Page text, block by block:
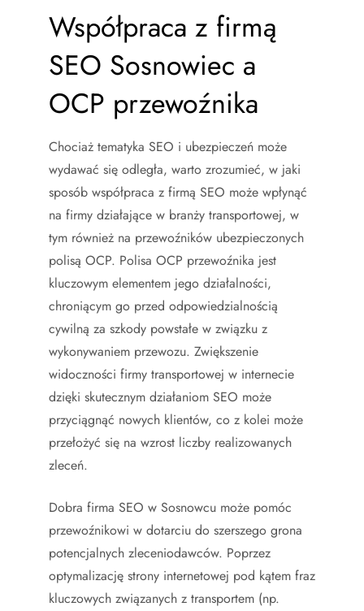
Współpraca z firmą
SEO Sosnowiec a
OCP przewoźnika
Chociaż tematyka SEO i ubezpieczeń może
wydawać się odległa, warto zrozumieć, w jaki
sposób współpraca z firmą SEO może wpłynąć
na firmy działające w branży transportowej, w
tym również na przewoźników ubezpieczonych
polisą OCP. Polisa OCP przewoźnika jest
kluczowym elementem jego działalności,
chroniącym go przed odpowiedzialnością
cywilną za szkody powstałe w związku z
wykonywaniem przewozu. Zwiększenie
widoczności firmy transportowej w internecie
dzięki skutecznym działaniom SEO może
przyciągnąć nowych klientów, co z kolei może
przełożyć się na wzrost liczby realizowanych
zleceń.
Dobra firma SEO w Sosnowcu może pomóc
przewoźnikowi w dotarciu do szerszego grona
potencjalnych zleceniodawców. Poprzez
optymalizację strony internetowej pod kątem fraz
kluczowych związanych z transportem (np.